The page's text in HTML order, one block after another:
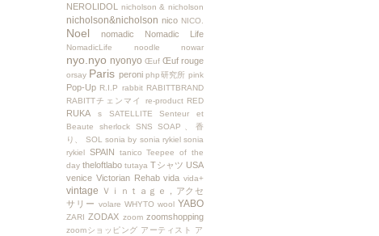
NEROLIDOL
nicholson & nicholson
nicholson&nicholson nico NICO.
Noel nomadic Nomadic Life
NomadicLife noodle nowar
nyo.nyo nyonyo Œuf Œuf rouge
orsay Paris peroni php研究所 pink
Pop-Up R.I.P rabbit RABITTBRAND
RABITTチェンマイ
re-product RED
RUKA s SATELLITE
Senteur et
Beaute
sherlock SNS
SOAP、香
り、
SOL sonia by sonia rykiel sonia
rykiel SPAIN tanico Teepee of the
day theloftlabo tutaya Tシャツ USA
venice Victorian Rehab vida vida+
vintage Ｖｉｎｔａｇｅ，アクセ
サリー volare WHYTO wool YABO
ZARI ZODAX zoom zoomshopping
zoomショッピング アーティスト
ア